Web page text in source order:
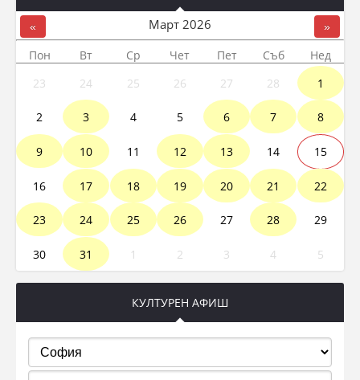
« Март 2026 »
Пон Вт Ср Чет Пет Съб
Нед
23
24 25 26 27 28 1
2 3 4 5 6 7 8
9 10 11 12 13 14 15
16 17 18 19 20 21 22
23 24 25 26 27 28 29
30 31 1 2 3 4 5
КУЛТУРЕН АФИШ